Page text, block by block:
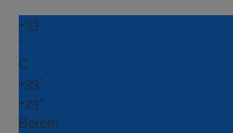
+33
°
C
+33°
+23°
Belém